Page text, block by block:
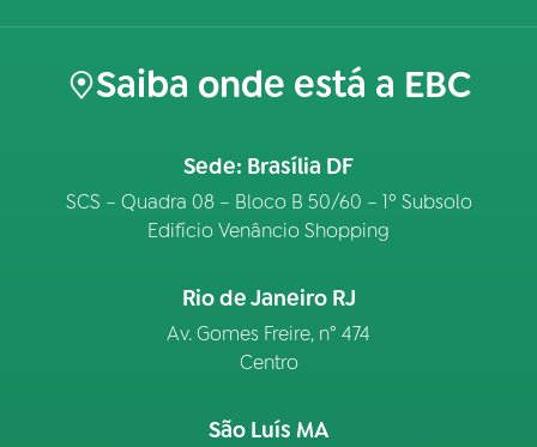
Saiba onde está a EBC
Sede: Brasília DF
SCS – Quadra 08 – Bloco B 50/60 – 1º Subsolo
Edifício Venâncio Shopping
Rio de Janeiro RJ
Av. Gomes Freire, n° 474
Centro
São Luís MA